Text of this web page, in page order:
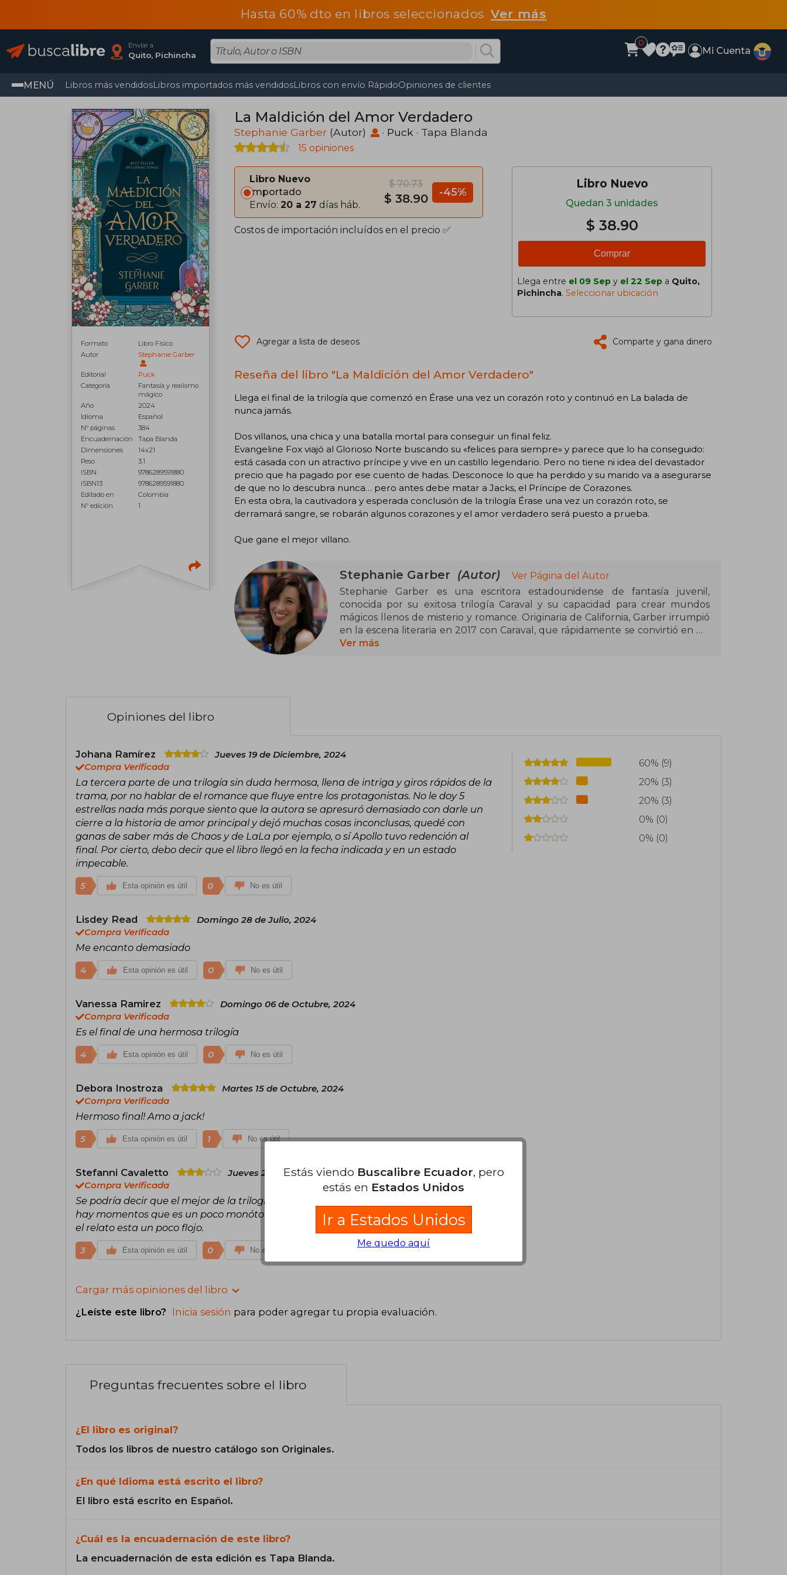
Hasta 60% dto en libros seleccionadosVer más
Enviar a
Quito, Pichincha
0
Mi Cuenta
MENÚ Libros más vendidosLibros importados más vendidosLibros con envío RápidoOpiniones de clientes
Formato
Libro Físico
Autor
Stephanie Garber
Editorial
Puck
Categoría
Fantasía y realismo
mágico
Año
2024
Idioma
Español
N° páginas
384
Encuadernación
Tapa Blanda
Dimensiones
14x21
Peso
3.1
ISBN
9786289591880
ISBN13
9786289591880
Editado en
Colombia
N° edición
1
La Maldición del Amor Verdadero
Stephanie Garber (Autor) · Puck · Tapa Blanda
15 opiniones
Libro Nuevo
Importado
Envío: 20 a 27 días háb.
$ 70.73
$ 38.90 -45%
Costos de importación incluídos en el precio ✅
Libro Nuevo
Quedan 3 unidades
$ 38.90
Comprar
Llega entre el 09 Sep y el 22 Sep a Quito,
Pichincha. Seleccionar ubicación
Agregar a lista de deseos Comparte y gana dinero
Reseña del libro "La Maldición del Amor Verdadero"
Llega el final de la trilogía que comenzó en Érase una vez un corazón roto y continuó en La balada de
nunca jamás.
Dos villanos, una chica y una batalla mortal para conseguir un final feliz.
Evangeline Fox viajó al Glorioso Norte buscando su «felices para siempre» y parece que lo ha conseguido:
está casada con un atractivo príncipe y vive en un castillo legendario. Pero no tiene ni idea del devastador
precio que ha pagado por ese cuento de hadas. Desconoce lo que ha perdido y su marido va a asegurarse
de que no lo descubra nunca… pero antes debe matar a Jacks, el Príncipe de Corazones.
En esta obra, la cautivadora y esperada conclusión de la trilogía Érase una vez un corazón roto, se
derramará sangre, se robarán algunos corazones y el amor verdadero será puesto a prueba.
Que gane el mejor villano.
Stephanie Garber (Autor)
Ver Página del Autor
Stephanie Garber es una escritora estadounidense de fantasía juvenil,
conocida por su exitosa trilogía Caraval y su capacidad para crear mundos
mágicos llenos de misterio y romance. Originaria de California, Garber irrumpió
en la escena literaria en 2017 con Caraval, que rápidamente se convirtió en un
bestseller internacional. La serie continuó con Legendary y Finale,
historias que inspiran y transportan a los lectores a mundos llenos de magia y
Ver más
Opiniones del libro
Johana Ramírez
Jueves 19 de Diciembre, 2024
Compra Verificada
La tercera parte de una trilogía sin duda hermosa, llena de intriga y giros rápidos de la
trama, por no hablar de el romance que fluye entre los protagonistas. No le doy 5
estrellas nada más porque siento que la autora se apresuró demasiado con darle un
cierre a la historia de amor principal y dejó muchas cosas inconclusas, quedé con
ganas de saber más de Chaos y de LaLa por ejemplo, o sí Apollo tuvo redención al
final. Por cierto, debo decir que el libro llegó en la fecha indicada y en un estado
impecable.
5 Esta opinión es útil 0 No es útil
Lisdey Read
Domingo 28 de Julio, 2024
Compra Verificada
Me encanto demasiado
4 Esta opinión es útil 0 No es útil
Vanessa Ramirez
Domingo 06 de Octubre, 2024
Compra Verificada
Es el final de una hermosa trilogía
4 Esta opinión es útil 0 No es útil
Debora Inostroza
Martes 15 de Octubre, 2024
Compra Verificada
Hermoso final! Amo a jack!
5 Esta opinión es útil 1 No es útil
Stefanni Cavaletto
Jueves 23 de Enero, 2025
Compra Verificada
Se podría decir que el mejor de la trilogía es el segundo, este no tiene tanta acción y
hay momentos que es un poco monótono. Es hermoso el cierre de la historia pero en si,
el relato esta un poco flojo.
3 Esta opinión es útil 0 No es útil
Cargar más opiniones del libro
¿Leíste este libro? Inicia sesión para poder agregar tu propia evaluación.
60% (9)
20% (3)
20% (3)
0% (0)
0% (0)
Preguntas frecuentes sobre el libro
¿El libro es original?
Todos los libros de nuestro catálogo son Originales.
¿En qué Idioma está escrito el libro?
El libro está escrito en Español.
¿Cuál es la encuadernación de este libro?
La encuadernación de esta edición es Tapa Blanda.
Estás viendo Buscalibre Ecuador, pero
estás en Estados Unidos
Ir a Estados Unidos
Me quedo aquí